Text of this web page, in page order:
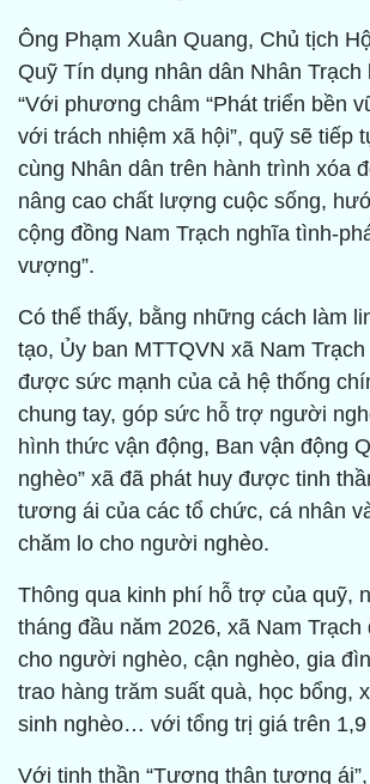
Ông Phạm Xuân Quang, Chủ tịch
Quỹ Tín dụng nhân dân Nhân Trạch
“Với phương châm “Phát triển bền
với trách nhiệm xã hội”, quỹ sẽ tiếp
cùng Nhân dân trên hành trình xóa
nâng cao chất lượng cuộc sống,
cộng đồng Nam Trạch nghĩa tình-
vượng”.
Có thể thấy, bằng những cách làm
tạo, Ủy ban MTTQVN xã Nam
được sức mạnh của cả hệ thống
chung tay, góp sức hỗ trợ người
hình thức vận động, Ban vận động
nghèo” xã đã phát huy được tinh
tương ái của các tổ chức, cá nhân
chăm lo cho người nghèo.
Thông qua kinh phí hỗ trợ của quỹ,
tháng đầu năm 2026, xã Nam Trạch
cho người nghèo, cận nghèo, gia
trao hàng trăm suất quà, học bổng,
sinh nghèo… với tổng trị giá trên 1,9
Với tinh thần “Tương thân tương ái”,